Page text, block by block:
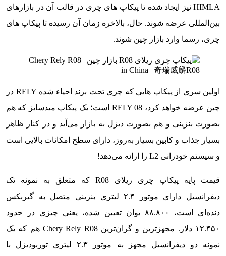
HIMLA نیز ایجاد شده تا پیکاپ های چری در قالب آن در بازارهای
بین‌المللی عرضه شوند. حال، بالاخره زمان آن رسیده تا پیکاپ های
چری، رسما وارد بازار چین شوند.
اولین سری از پیکاپ هایی که چری تحت برند احیاء شده RELY در
چین عرضه خواهد کرد، RELY 08 است؛ یک پیکاپ میدسایز که هم
بصورت بنزینی و هم بصورت دیزل به بازار می‌آید و در کنار ظاهر
بسیار جذاب و کابین بسیار به‌روز، دارای سطح امکانات بالایی است
و سیستم خودرانی L2 را ارائه می‌دهد!
قیمت پایه پیکاپ چری ریلای R08 که متعلق به نمونه تک
دیفرانسیل دارای موتور ۲.۴ لیتری بنزینی متصل به گیربکس
دنده‌ای است، ۸۸.۸۰۰ یوان تعیین شده، یعنی چیزی در حدود
۱۲.۴۵۰ دلار. مجهزترین و گران‌ترین Chery Rely R08 هم که یک
نمونه دو دیفرانسیل مجهز به موتور ۲.۳ لیتری توربودیزل با